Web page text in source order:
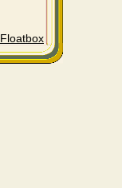
Floatbox